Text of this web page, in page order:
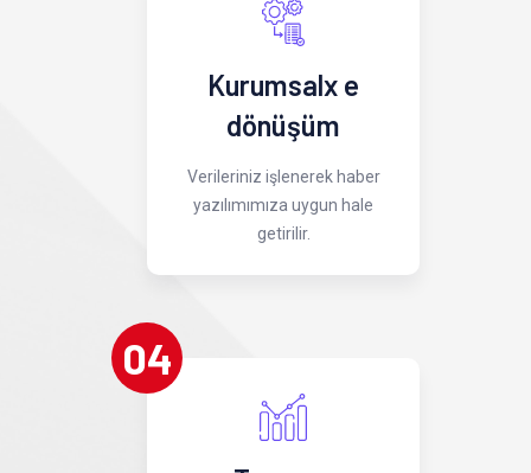
Kurumsalx e
dönüşüm
Verileriniz işlenerek haber
yazılımımıza uygun hale
getirilir.
04